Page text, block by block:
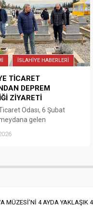
Sınavları 7 ve 8 Şubat
İSLAHİYE HABERLERİ
TİCARET
DEPREM
ZİYARETİ
Odası, 6 Şubat
gelen
merkezli
hayatını kaybeden
ziyaret
merhum Haşim Erdoğan
Kurulu Başkan
MÜZESİ’Nİ 4 AYDA YAKLAŞIK